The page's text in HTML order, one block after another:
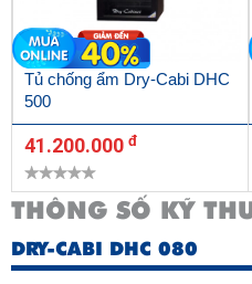
Tủ chống ẩm Dry-Cabi DHC
500
41.200.000 đ
THÔNG SỐ KỸ
DRY-CABI DHC 080